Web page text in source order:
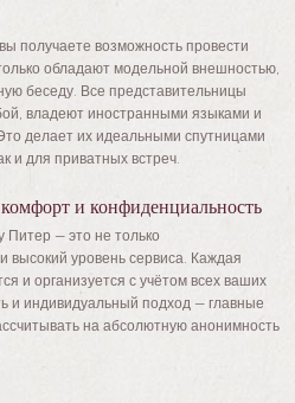
получаете возможность провести
обладают модельной внешностью,
беседу. Все представительницы
владеют иностранными языками и
делает их идеальными спутницами
и для приватных встреч.
и конфиденциальность
— это не только
высокий уровень сервиса. Каждая
и организуется с учётом всех ваших
и индивидуальный подход — главные
на абсолютную анонимность